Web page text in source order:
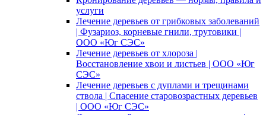
услуги
Лечение деревьев от грибковых заболеваний
| Фузариоз, корневые гнили, трутовики |
ООО «Юг СЭС»
Лечение деревьев от хлороза |
Восстановление хвои и листьев | ООО «Юг
СЭС»
Лечение деревьев с дуплами и трещинами
ствола | Спасение старовозрастных деревьев
| ООО «Юг СЭС»